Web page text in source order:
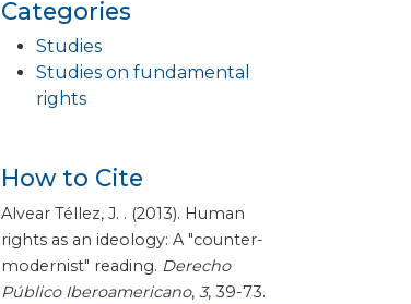
Categories
Studies
Studies on fundamental
rights
How to Cite
Alvear Téllez, J. . (2013). Human
rights as an ideology: A "counter-
modernist" reading. Derecho
Público Iberoamericano, 3, 39-73.